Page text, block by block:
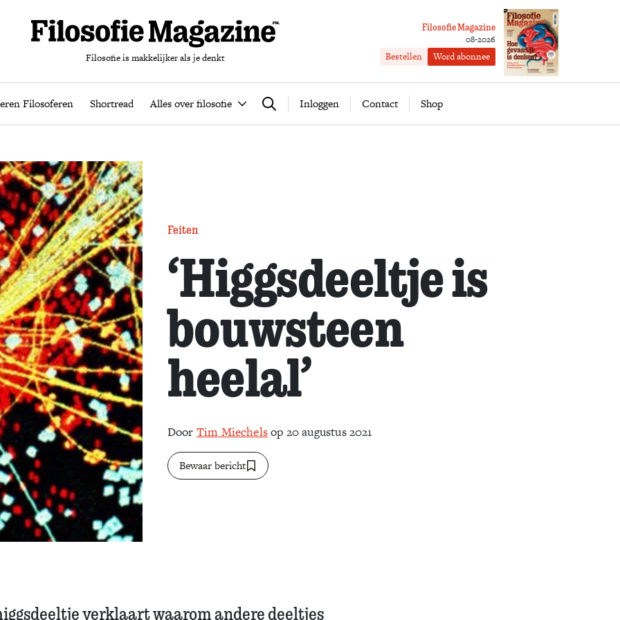
Filosofie is makkelijker als je denkt
Filosofie Magazine
08-2026
Bestellen Word abonnee
Filosoferen Shortread Alles over filosofie Zoeken Inloggen Contact Shop
Podcast Leren Filosoferen Shortread Alles over filosofie Word abonnee
Feiten
‘Higgsdeeltje is
bouwsteen
heelal’
Door Tim Miechelsop 20 augustus 2021
Bewaar bericht
verklaart waarom andere deeltjes